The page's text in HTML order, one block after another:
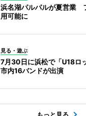
浜名湖パルパルが夏営業
用可能に
見る・遊ぶ
7月30日に浜松で「U18ロ
市内16バンドが出演
もっと見る